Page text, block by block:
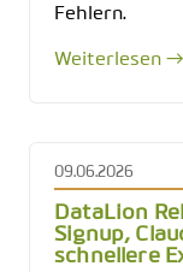
Fehlern.
Weiterlesen →
09.06.2026
DataLion
Signup,
schnellere